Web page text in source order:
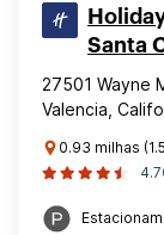
Santa
27501 Wayne
Valencia,
0.93 milhas